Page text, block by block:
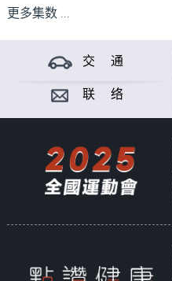
更多集数 ...
交 通
联 络